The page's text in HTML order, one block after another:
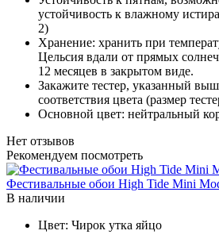
устойчивость к влажному
2)
Хранение: хранить при
Цельсия вдали от прямых
12 месяцев в закрытом виде.
Закажите тестер, указанный
соответствия цвета (размер
Основной цвет: нейтральный
Нет отзывов
Рекомендуем посмотреть
Фестивальные обои High Tide Mini
В наличии
Цвет: Чирок утка яйцо